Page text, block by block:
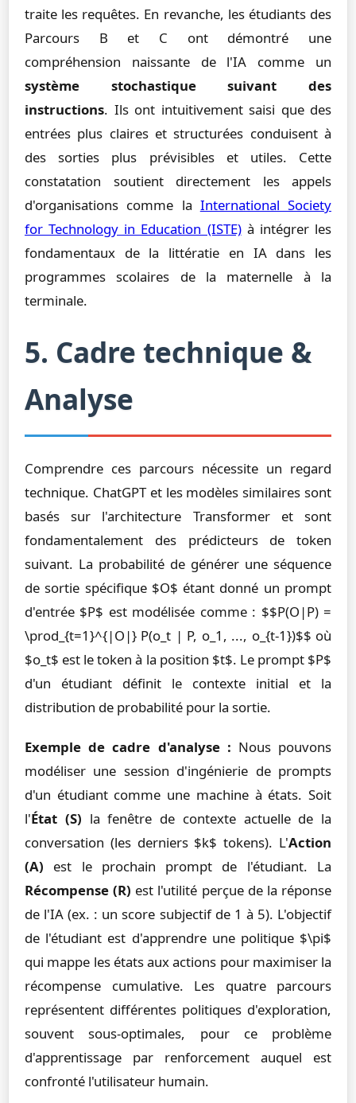
traite les requêtes. En revanche, les étudiants des
Parcours B et C ont démontré une
compréhension naissante de l'IA comme un
système stochastique suivant des
instructions. Ils ont intuitivement saisi que des
entrées plus claires et structurées conduisent à
des sorties plus prévisibles et utiles. Cette
constatation soutient directement les appels
d'organisations comme la International Society
for Technology in Education (ISTE)à intégrer les
fondamentaux de la littératie en IA dans les
programmes scolaires de la maternelle à la
terminale.
5. Cadre technique &
Analyse
Comprendre ces parcours nécessite un regard
technique. ChatGPT et les modèles similaires sont
basés sur l'architecture Transformer et sont
fondamentalement des prédicteurs de token
suivant. La probabilité de générer une séquence
de sortie spécifique $O$ étant donné un prompt
d'entrée $P$ est modélisée comme : $$P(O|P) =
\prod_{t=1}^{|O|} P(o_t | P, o_1, ..., o_{t-1})$$ où
$o_t$ est le token à la position $t$. Le prompt $P$
d'un étudiant définit le contexte initial et la
distribution de probabilité pour la sortie.
Exemple de cadre d'analyse : Nous pouvons
modéliser une session d'ingénierie de prompts
d'un étudiant comme une machine à états. Soit
l'État (S) la fenêtre de contexte actuelle de la
conversation (les derniers $k$ tokens). L'Action
(A) est le prochain prompt de l'étudiant. La
Récompense (R) est l'utilité perçue de la réponse
de l'IA (ex. : un score subjectif de 1 à 5). L'objectif
de l'étudiant est d'apprendre une politique $\pi$
qui mappe les états aux actions pour maximiser la
récompense cumulative. Les quatre parcours
représentent différentes politiques d'exploration,
souvent sous-optimales, pour ce problème
d'apprentissage par renforcement auquel est
confronté l'utilisateur humain.